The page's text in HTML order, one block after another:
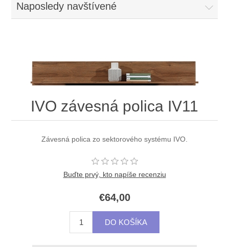
Naposledy navštívené
IVO závesná polica IV11
Závesná polica zo sektorového systému IVO.
Buďte prvý, kto napíše recenziu
€64,00